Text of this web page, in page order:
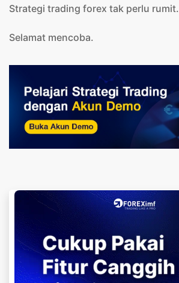
Strategi trading forex tak perlu rumit.
Selamat mencoba.